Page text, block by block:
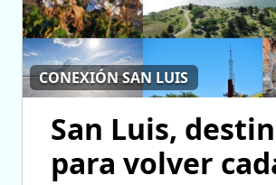
CONEXIÓN SAN LUIS
San Luis,
para volver